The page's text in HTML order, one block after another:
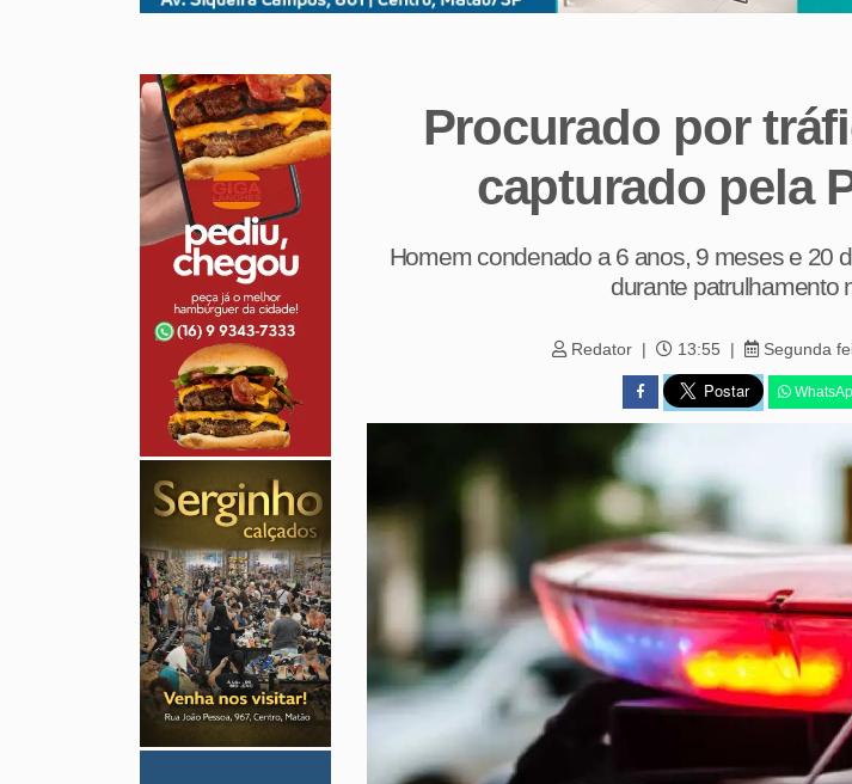
Procurado por
capturado pela
Homem condenado a 6 anos, 9 meses e 20
durante patrulhamento
Redator 13:55 Segunda